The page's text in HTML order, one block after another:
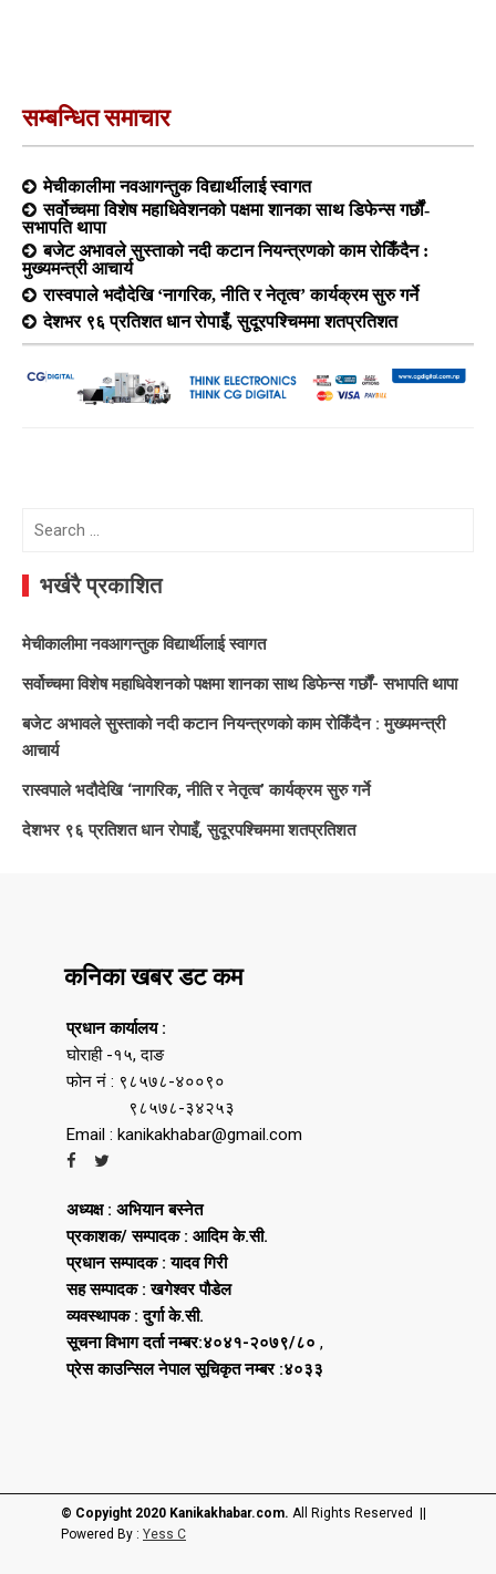
सम्बन्धित समाचार
मेचीकालीमा नवआगन्तुक विद्यार्थीलाई स्वागत
सर्वोच्चमा विशेष महाधिवेशनको पक्षमा शानका साथ डिफेन्स गर्छौं-
सभापति थापा
बजेट अभावले सुस्ताको नदी कटान नियन्त्रणको काम रोकिँदैन :
मुख्यमन्त्री आचार्य
रास्वपाले भदौदेखि ‘नागरिक, नीति र नेतृत्व’ कार्यक्रम सुरु गर्ने
देशभर ९६ प्रतिशत धान रोपाइँ, सुदूरपश्चिममा शतप्रतिशत
Search
भर्खरै प्रकाशित
मेचीकालीमा नवआगन्तुक विद्यार्थीलाई स्वागत
सर्वोच्चमा विशेष महाधिवेशनको पक्षमा शानका साथ डिफेन्स गर्छौं- सभापति थापा
बजेट अभावले सुस्ताको नदी कटान नियन्त्रणको काम रोकिँदैन : मुख्यमन्त्री
आचार्य
रास्वपाले भदौदेखि ‘नागरिक, नीति र नेतृत्व’ कार्यक्रम सुरु गर्ने
देशभर ९६ प्रतिशत धान रोपाइँ, सुदूरपश्चिममा शतप्रतिशत
कनिका खबर डट कम
प्रधान कार्यालय :
घोराही -१५, दाङ
फोन नं : ९८५७८-४००९०
९८५७८-३४२५३
Email : kanikakhabar@gmail.com
अध्यक्ष : अभियान बस्नेत
प्रकाशक/ सम्पादक : आदिम के.सी.
प्रधान सम्पादक : यादव गिरी
सह सम्पादक : खगेश्वर पौडेल
व्यवस्थापक : दुर्गा के.सी.
सूचना विभाग दर्ता नम्बर:४०४१-२०७९/८० ,
प्रेस काउन्सिल नेपाल सूचिकृत नम्बर :४०३३
© Copyight 2020 Kanikakhabar.com. All Rights Reserved ||
Powered By : Yess C